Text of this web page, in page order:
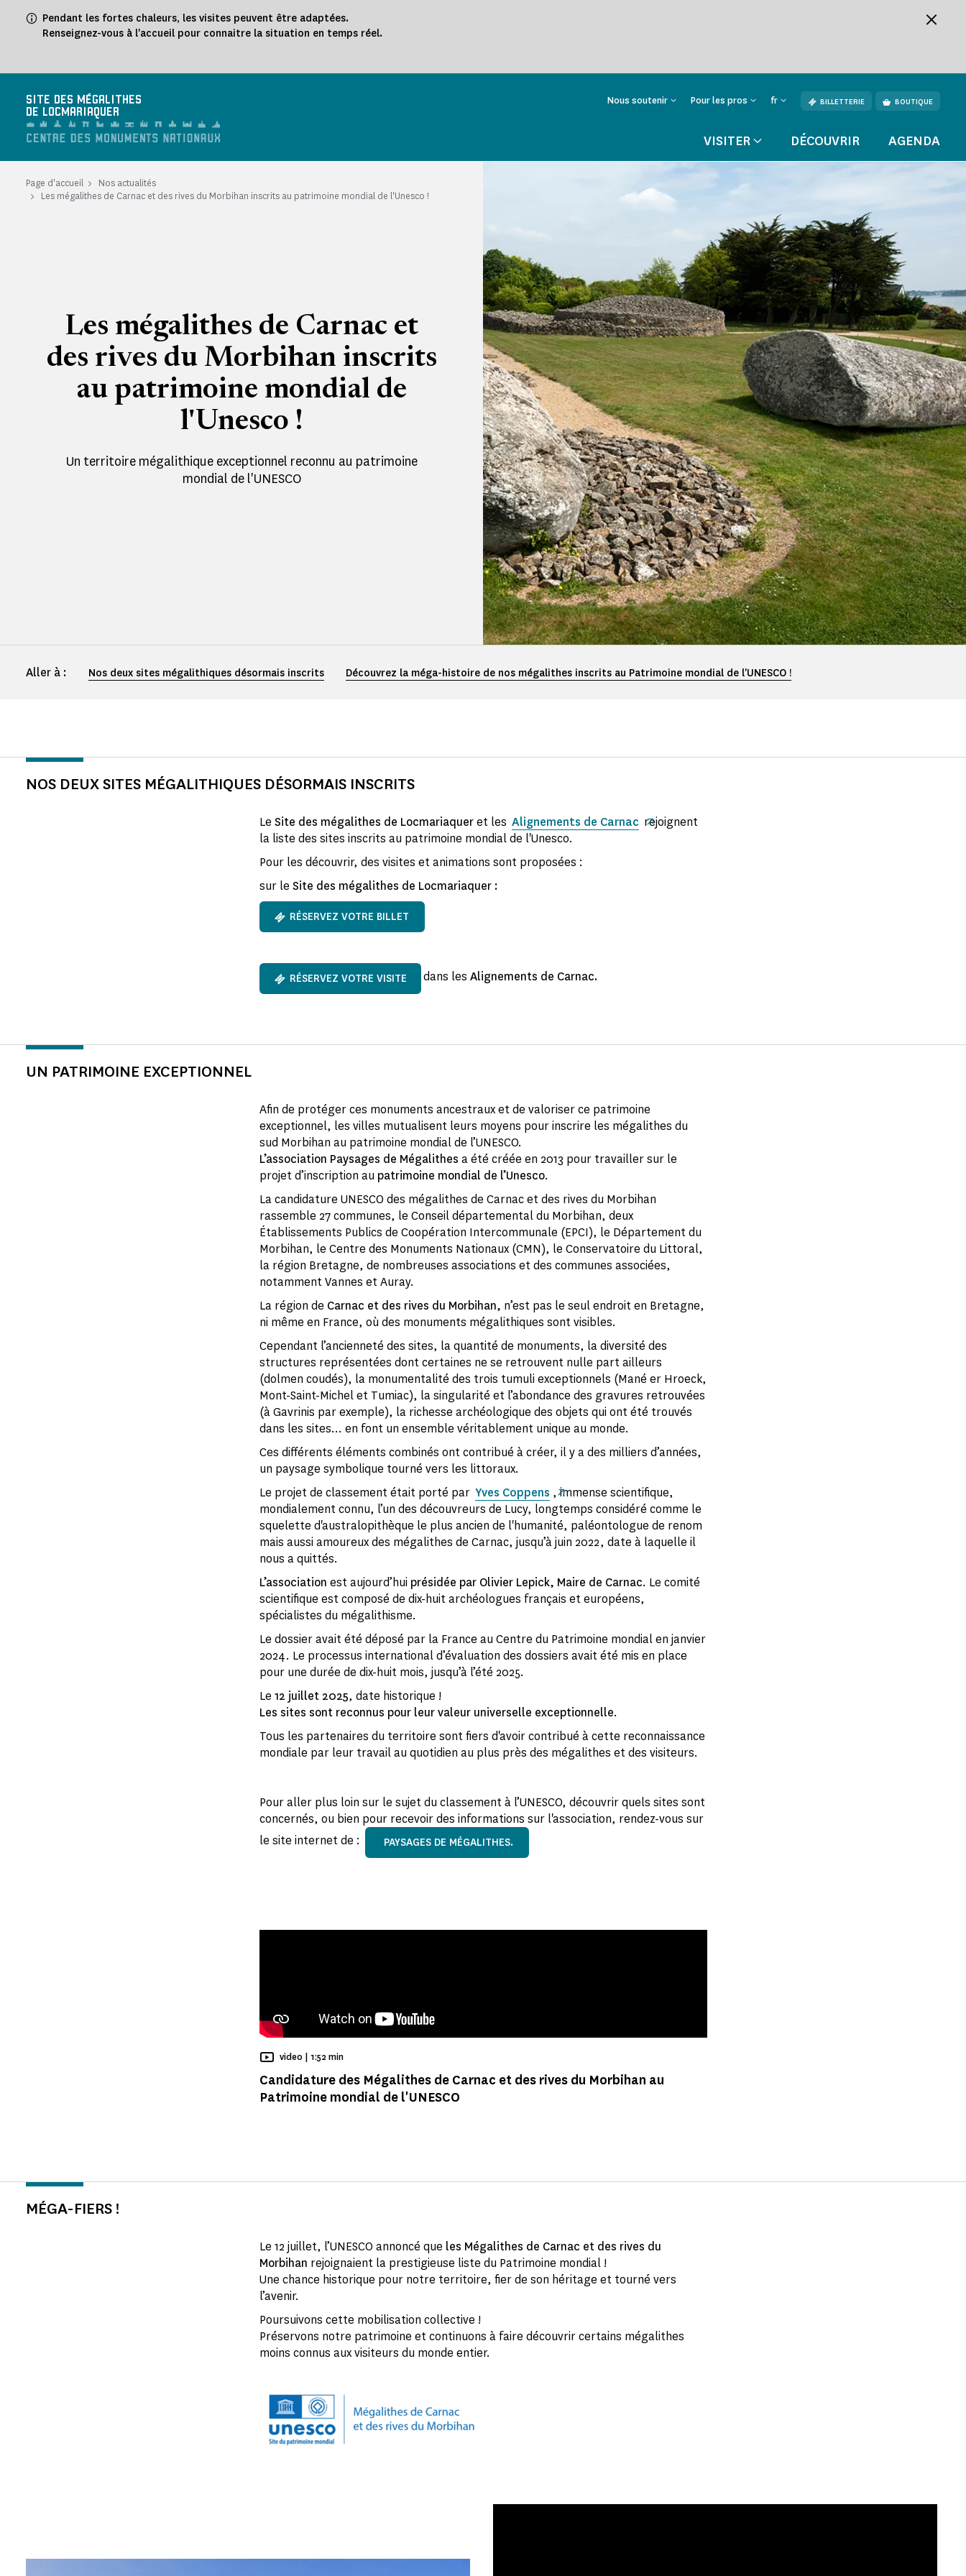
Pendant les fortes chaleurs, les visites peuvent être adaptées.
Renseignez-vous à l'accueil pour connaitre la situation en temps réel.
SITE DES MÉGALITHES
DE LOCMARIAQUER
Nous soutenir Pour les pros fr BILLETTERIE BOUTIQUE
VISITER DÉCOUVRIR AGENDA
Page d'accueil
Nos actualités
Les mégalithes de Carnac et des rives du Morbihan inscrits au patrimoine mondial de l'Unesco !
Les mégalithes de Carnac et
des rives du Morbihan inscrits
au patrimoine mondial de
l'Unesco !
Un territoire mégalithique exceptionnel reconnu au patrimoine
mondial de l'UNESCO
Aller à : Nos deux sites mégalithiques désormais inscrits Découvrez la méga-histoire de nos mégalithes inscrits au Patrimoine mondial de l'UNESCO !
NOS DEUX SITES MÉGALITHIQUES DÉSORMAIS INSCRITS
Le Site des mégalithes de Locmariaqueret les Alignements de Carnac rejoignent
la liste des sites inscrits au patrimoine mondial de l'Unesco.
Pour les découvrir, des visites et animations sont proposées :
sur le Site des mégalithes de Locmariaquer :
RÉSERVEZ VOTRE BILLET
RÉSERVEZ VOTRE VISITE dans les Alignements de Carnac.
UN PATRIMOINE EXCEPTIONNEL
Afin de protéger ces monuments ancestraux et de valoriser ce patrimoine
exceptionnel, les villes mutualisent leurs moyens pour inscrire les mégalithes du
sud Morbihan au patrimoine mondial de l’UNESCO.
L’association Paysages de Mégalithes a été créée en 2013 pour travailler sur le
projet d’inscription au patrimoine mondial de l’Unesco.
La candidature UNESCO des mégalithes de Carnac et des rives du Morbihan
rassemble 27 communes, le Conseil départemental du Morbihan, deux
Établissements Publics de Coopération Intercommunale (EPCI), le Département du
Morbihan, le Centre des Monuments Nationaux (CMN), le Conservatoire du Littoral,
la région Bretagne, de nombreuses associations et des communes associées,
notamment Vannes et Auray.
La région de Carnac et des rives du Morbihan, n’est pas le seul endroit en Bretagne,
ni même en France, où des monuments mégalithiques sont visibles.
Cependant l’ancienneté des sites, la quantité de monuments, la diversité des
structures représentées dont certaines ne se retrouvent nulle part ailleurs
(dolmen coudés), la monumentalité des trois tumuli exceptionnels (Mané er Hroeck,
Mont-Saint-Michel et Tumiac), la singularité et l’abondance des gravures retrouvées
(à Gavrinis par exemple), la richesse archéologique des objets qui ont été trouvés
dans les sites… en font un ensemble véritablement unique au monde.
Ces différents éléments combinés ont contribué à créer, il y a des milliers d’années,
un paysage symbolique tourné vers les littoraux.
Le projet de classement était porté par Yves Coppens , immense scientifique,
mondialement connu, l’un des découvreurs de Lucy, longtemps considéré comme le
squelette d'australopithèque le plus ancien de l'humanité, paléontologue de renom
mais aussi amoureux des mégalithes de Carnac, jusqu’à juin 2022, date à laquelle il
nous a quittés.
L’association est aujourd’hui présidée par Olivier Lepick, Maire de Carnac. Le comité
scientifique est composé de dix-huit archéologues français et européens,
spécialistes du mégalithisme.
Le dossier avait été déposé par la France au Centre du Patrimoine mondial en janvier
2024. Le processus international d’évaluation des dossiers avait été mis en place
pour une durée de dix-huit mois, jusqu’à l’été 2025.
Le 12 juillet 2025, date historique !
Les sites sont reconnus pour leur valeur universelle exceptionnelle.
Tous les partenaires du territoire sont fiers d'avoir contribué à cette reconnaissance
mondiale par leur travail au quotidien au plus près des mégalithes et des visiteurs.
Pour aller plus loin sur le sujet du classement à l’UNESCO, découvrir quels sites sont
concernés, ou bien pour recevoir des informations sur l'association, rendez-vous sur
le site internet de :
PAYSAGES DE MÉGALITHES.
Candidature des Mégalithes de Carnac et des rives du Morbihan au
Patrimoine mondial de l'UNESCO
video | Temps de Lecture
1:52 min
MÉGA-FIERS !
Le 12 juillet, l’UNESCO annoncé que les Mégalithes de Carnac et des rives du
Morbihan rejoignaient la prestigieuse liste du Patrimoine mondial !
Une chance historique pour notre territoire, fier de son héritage et tourné vers
l’avenir.
Poursuivons cette mobilisation collective !
Préservons notre patrimoine et continuons à faire découvrir certains mégalithes
moins connus aux visiteurs du monde entier.